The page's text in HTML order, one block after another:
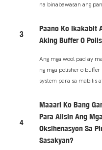
na binabawasan ang
3
Paano Ko Ikakabit
Aking Buffer O
Ang mga wool pad ay
ng mga polisher o
system para sa mabilis
4
Maaari Ko Bang
Para Alisin Ang
Oksihenasyon Sa
Sasakyan?